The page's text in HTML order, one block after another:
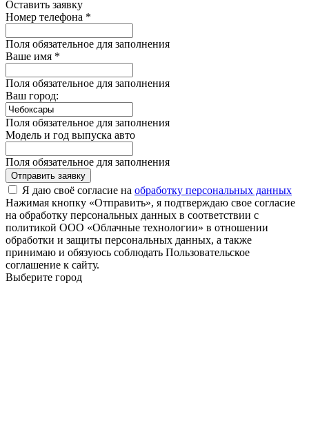
Оставить заявку
Номер телефона *
Поля обязательное для заполнения
Ваше имя *
Поля обязательное для заполнения
Ваш город:
Поля обязательное для заполнения
Модель и год выпуска авто
Поля обязательное для заполнения
Отправить заявку
Я даю своё согласие на обработку персональных данных
Нажимая кнопку «Отправить», я подтверждаю свое согласие
на обработку персональных данных в соответствии с
политикой ООО «Облачные технологии» в отношении
обработки и защиты персональных данных, а также
принимаю и обязуюсь соблюдать Пользовательское
соглашение к сайту.
Выберите город